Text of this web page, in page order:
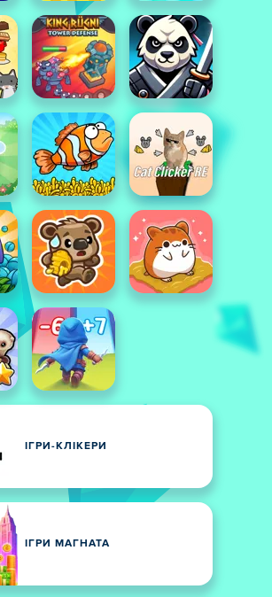
ІГРИ-КЛІКЕРИ
ІГРИ МАГНАТА